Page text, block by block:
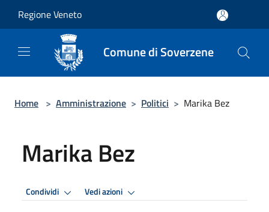
Regione Veneto
Comune di Soverzene
Home > Amministrazione > Politici > Marika Bez
Marika Bez
Condividi Vedi azioni